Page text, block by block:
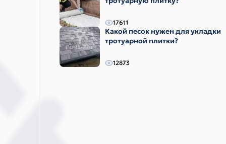
17611
Какой песок нужен для укладки
тротуарной плитки?
12873